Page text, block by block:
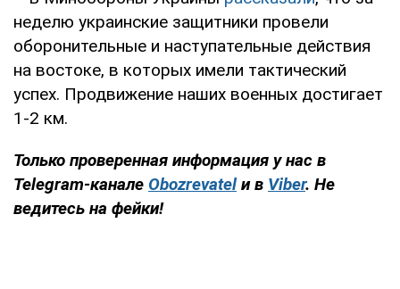
неделю украинские защитники провели
оборонительные и наступательные действия
на востоке, в которых имели тактический
успех. Продвижение наших военных достигает
1-2 км.
Только проверенная информация у нас в
Telegram-канале Obozrevatel и в Viber. Не
ведитесь на фейки!